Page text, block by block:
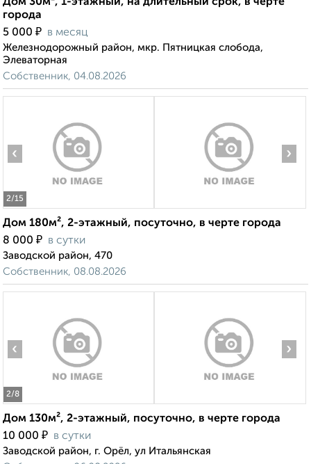
Дом 30м², 1-этажный, на длительный срок, в черте
города
5 000 ₽ в месяц
Железнодорожный район, мкр. Пятницкая слобода,
Элеваторная
Собственник, 04.08.2026
2/15
‹ ›
Дом 180м², 2-этажный, посуточно, в черте города
8 000 ₽ в сутки
Заводской район, 470
Собственник, 08.08.2026
2/8
‹ ›
Дом 130м², 2-этажный, посуточно, в черте города
10 000 ₽ в сутки
Заводской район, г. Орёл, ул Итальянская